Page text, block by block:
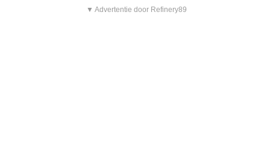
▼ Advertentie door Refinery89